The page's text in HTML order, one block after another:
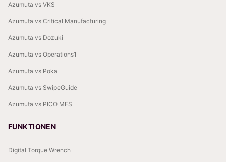
Azumuta vs VKS
Azumuta vs Critical Manufacturing
Azumuta vs Dozuki
Azumuta vs Operations1
Azumuta vs Poka
Azumuta vs SwipeGuide
Azumuta vs PICO MES
FUNKTIONEN
Digital Torque Wrench